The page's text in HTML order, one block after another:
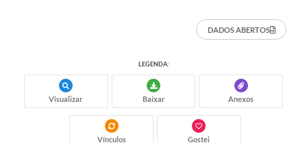
DADOS ABERTOS
LEGENDA:
Visualizar Baixar Anexos
Vínculos Gostei